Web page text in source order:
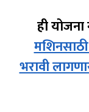
ही
भरावी